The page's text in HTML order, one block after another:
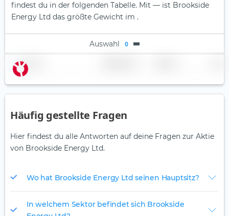
findest du in der folgenden Tabelle. Mit — ist Brookside
Energy Ltd das größte Gewicht im .
Auswahl 0
Name
Häufig gestellte Fragen
Hier findest du alle Antworten auf deine Fragen zur Aktie
von Brookside Energy Ltd.
Wo hat Brookside Energy Ltd seinen Hauptsitz?
In welchem Sektor befindet sich Brookside